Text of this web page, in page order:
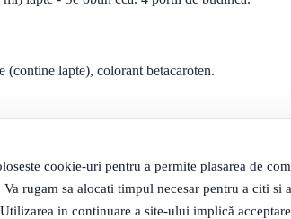
cookie-uri pentru a permite plasarea de
rugam sa alocati timpul necesar pentru a citi si
in continuare a site-ului implică
lapte), colorant betacaroten.
linguri de zahar si cu 4 linguri de lapte. Restul
compozitiei. 4. Budinc a fierbinte se toarna